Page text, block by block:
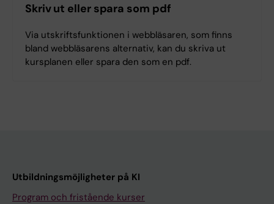
Skriv ut eller spara som pdf
Via utskriftsfunktionen i webbläsaren, som finns
bland webbläsarens alternativ, kan du skriva ut
kursplanen eller spara den som en pdf.
Utbildningsmöjligheter på KI
Program och fristående kurser